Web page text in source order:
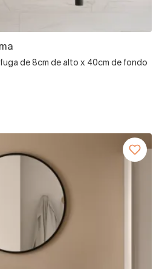
de 8cm de alto x 40cm de fondo